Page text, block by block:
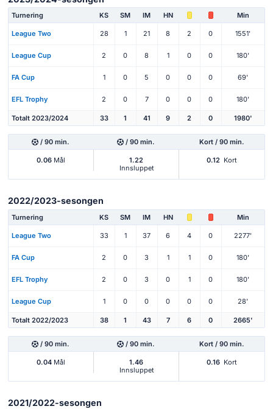
Turnering KS SM IM HN Min
League Two 28 1 21 8 2 0 1551'
League Cup 2 0 8 1 0 0 180'
FA Cup 1 0 5 0 0 0 69'
EFL Trophy 2 0 7 0 0 0 180'
Totalt 2023/2024 33 1 41 9 2 0 1980'
/ 90 min. / 90 min. Kort / 90 min.
0.06Mål
1.22
Innsluppet
0.12 Kort
2022/2023-sesongen
Turnering KS SM IM HN Min
League Two 33 1 37 6 4 0 2277'
FA Cup 2 0 3 1 1 0 180'
EFL Trophy 2 0 3 0 1 0 180'
League Cup 1 0 0 0 0 0 28'
Totalt 2022/2023 38 1 43 7 6 0 2665'
/ 90 min. / 90 min. Kort / 90 min.
0.04Mål
1.46
Innsluppet
0.16 Kort
2021/2022-sesongen